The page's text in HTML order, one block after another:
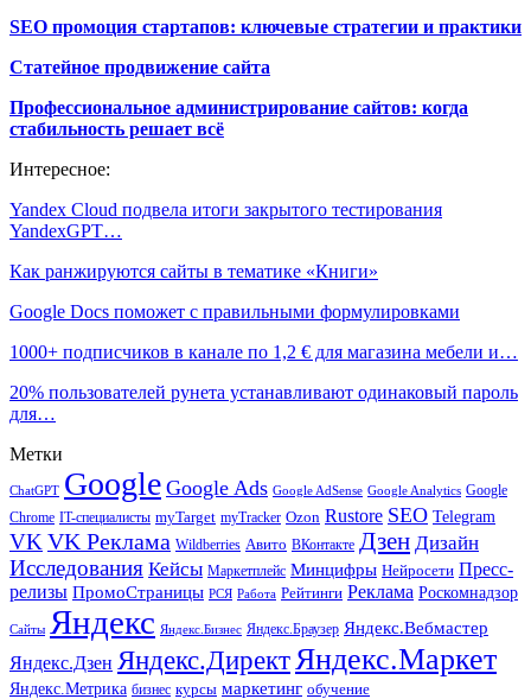
SEO промоция стартапов: ключевые стратегии и практики
Статейное продвижение сайта
Профессиональное администрирование сайтов: когда
стабильность решает всё
Интересное:
Yandex Cloud подвела итоги закрытого тестирования
YandexGPT…
Как ранжируются сайты в тематике «Книги»
Google Docs поможет с правильными формулировками
1000+ подписчиков в канале по 1,2 € для магазина мебели и…
20% пользователей рунета устанавливают одинаковый пароль
для…
Метки
ChatGPT Google Google Ads Google AdSense Google Analytics Google
Chrome IT-специалисты myTarget myTracker Ozon Rustore SEO Telegram
VK VK Реклама Wildberries Авито ВКонтакте Дзен Дизайн
Исследования Кейсы Маркетплейс Минцифры Нейросети Пресс-
релизы ПромоСтраницы РСЯ Работа Рейтинги Реклама Роскомнадзор
Сайты Яндекс Яндекс.Бизнес Яндекс.Браузер Яндекс.Вебмастер
Яндекс.Дзен Яндекс.ДиректЯндекс.Маркет
Яндекс.Метрика бизнес курсы маркетинг обучение